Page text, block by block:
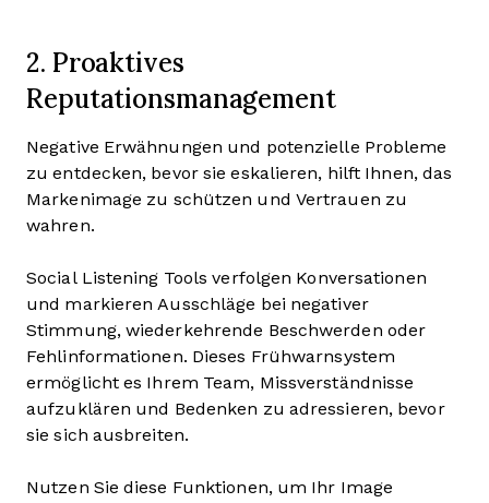
2. Proaktives
Reputationsmanagement
Negative Erwähnungen und potenzielle Probleme
zu entdecken, bevor sie eskalieren, hilft Ihnen, das
Markenimage zu schützen und Vertrauen zu
wahren.
Social Listening Tools verfolgen Konversationen
und markieren Ausschläge bei negativer
Stimmung, wiederkehrende Beschwerden oder
Fehlinformationen. Dieses Frühwarnsystem
ermöglicht es Ihrem Team, Missverständnisse
aufzuklären und Bedenken zu adressieren, bevor
sie sich ausbreiten.
Nutzen Sie diese Funktionen, um Ihr Image